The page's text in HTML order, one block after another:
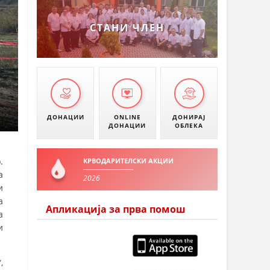
СТАНИ ЧЛЕН
ДОНАЦИИ
ONLINE
ДОНАЦИИ
ДОНИРАЈ
ОБЛЕКА
КРВОДАРИТЕЛСКИ АКЦИИ
2026
Апликација за прва помош